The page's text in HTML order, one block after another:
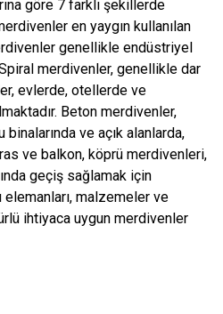
göre 7 farklı şekillerde
en yaygın kullanılan
genellikle endüstriyel
merdivenler, genellikle dar
evlerde, otellerde ve
Beton merdivenler,
ve açık alanlarda,
ve balkon, köprü merdivenleri,
geçiş sağlamak için
elemanları, malzemeler ve
ihtiyaca uygun merdivenler